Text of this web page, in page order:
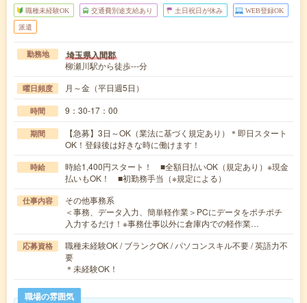
職種未経験OK 交通費別途支給あり 土日祝日が休み WEB登録OK
派遣
勤務地 埼玉県入間郡
柳瀬川駅から徒歩---分
曜日頻度 月～金（平日週5日）
時間 9：30-17：00
期間
【急募】3日～OK（業法に基づく規定あり）＊即日スタート
OK！登録後は好きな時に働けます！
時給
時給1,400円スタート！ ■全額日払いOK（規定あり）※現金
払いもOK！ ■初勤務手当（※規定による）
仕事内容
その他事務系
＜事務、データ入力、簡単軽作業＞PCにデータをポチポチ
入力するだけ！※事務仕事以外に倉庫内での軽作業…
応募資格
職種未経験OK / ブランクOK / パソコンスキル不要 / 英語力不
要
＊未経験OK！
職場の雰囲気